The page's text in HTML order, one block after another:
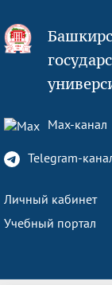
Max-канал
Telegram-
Личный кабинет
Учебный портал